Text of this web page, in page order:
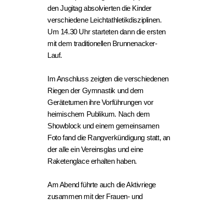
den Jugitag absolvierten die Kinder
verschiedene Leichtathletikdisziplinen.
Um 14.30 Uhr starteten dann die ersten
mit dem traditionellen Brunnenacker-
Lauf.
Im Anschluss zeigten die verschiedenen
Riegen der Gymnastik und dem
Geräteturnen ihre Vorführungen vor
heimischem Publikum. Nach dem
Showblock und einem gemeinsamen
Foto fand die Rangverkündigung statt, an
der alle ein Vereinsglas und eine
Raketenglace erhalten haben.
Am Abend führte auch die Aktivriege
zusammen mit der Frauen- und